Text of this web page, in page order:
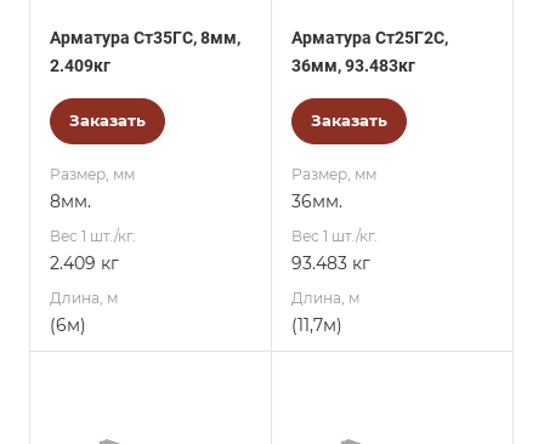
Арматура Ст35ГС, 8мм,
2.409кг
Заказать
Размер, мм
8мм.
Вес 1 шт./кг.
2.409 кг
Длина, м
(6м)
Арматура Ст25Г2С,
36мм, 93.483кг
Заказать
Размер, мм
36мм.
Вес 1 шт./кг.
93.483 кг
Длина, м
(11,7м)